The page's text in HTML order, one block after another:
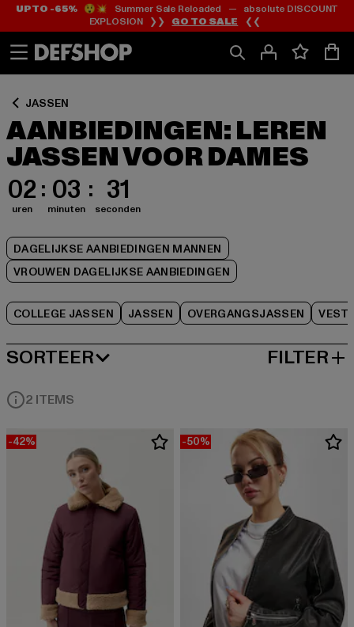
Ga
naar
Ga
naar
UP TO -65%😲💥 Summer Sale Reloaded — absolute DISCOUNT
EXPLOSION ❯❯ GO TO SALE ❮❮
JASSEN
AANBIEDINGEN: LEREN
JASSEN VOOR DAMES
02
uren
03
minuten
31
seconden
DAGELIJKSE AANBIEDINGEN MANNEN
VROUWEN DAGELIJKSE AANBIEDINGEN
COLLEGE JASSEN JASSEN OVERGANGSJASSEN VEST
Ga
naar
Rooster
SORTEER
MEEST POPULAIRE FILTER
2 ITEMS
-42% -50%